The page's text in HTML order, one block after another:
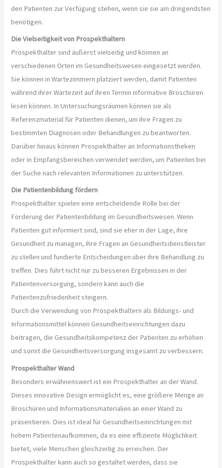
den Patienten zur Verfügung stehen, wenn sie sie am dringendsten
benötigen.
Die Vielseitigkeit von Prospekthaltern
Prospekthalter sind äußerst vielseitig und können an
verschiedenen Orten im Gesundheitswesen eingesetzt werden.
Sie können in Wartezimmern platziert werden, damit Patienten
während ihrer Wartezeit auf ihren Termin informative Broschüren
lesen können. In Untersuchungsräumen können sie als
Referenzmaterial für Patienten dienen, um ihre Fragen zu
bestimmten Diagnosen oder Behandlungen zu beantworten.
Darüber hinaus können Prospekthalter an Informationstheken
oder in Empfangsbereichen verwendet werden, um Patienten bei
der Suche nach relevanten Informationen zu unterstützen.
Die Patientenbildung fördern
Prospekthalter spielen eine entscheidende Rolle bei der
Förderung der Patientenbildung im Gesundheitswesen. Wenn
Patienten gut informiert sind, sind sie eher in der Lage, ihre
Gesundheit zu managen, ihre Fragen an Gesundheitsdienstleister
zu stellen und fundierte Entscheidungen über ihre Behandlung zu
treffen. Dies führt nicht nur zu besseren Ergebnissen in der
Patientenversorgung, sondern kann auch die
Patientenzufriedenheit steigern.
Durch die Verwendung von Prospekthaltern als Bildungs- und
Informationsmittel können Gesundheitseinrichtungen dazu
beitragen, die Gesundheitskompetenz der Patienten zu erhöhen
und somit die Gesundheitsversorgung insgesamt zu verbessern.
Prospekthalter Wand
Besonders erwähnenswert ist ein Prospekthalter an der Wand.
Dieses innovative Design ermöglicht es, eine größere Menge an
Broschüren und Informationsmaterialien an einer Wand zu
präsentieren. Dies ist ideal für Gesundheitseinrichtungen mit
hohem Patientenaufkommen, da es eine effiziente Möglichkeit
bietet, viele Menschen gleichzeitig zu erreichen. Der
Prospekthalter kann auch so gestaltet werden, dass sie